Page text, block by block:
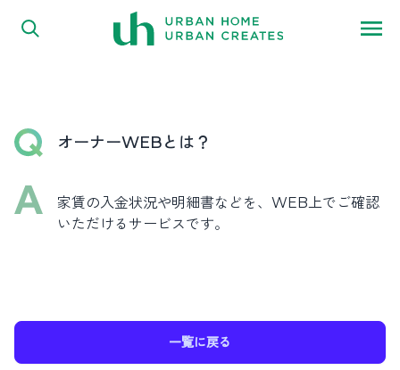
FAQ
オーナーWEBとは？
家賃の入金状況や明細書などを、WEB上でご確認
いただけるサービスです。
一覧に戻る